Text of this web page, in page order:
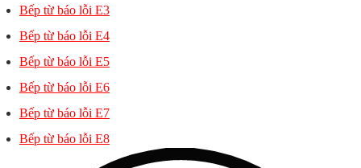
Bếp từ báo lỗi E3
Bếp từ báo lỗi E4
Bếp từ báo lỗi E5
Bếp từ báo lỗi E6
Bếp từ báo lỗi E7
Bếp từ báo lỗi E8